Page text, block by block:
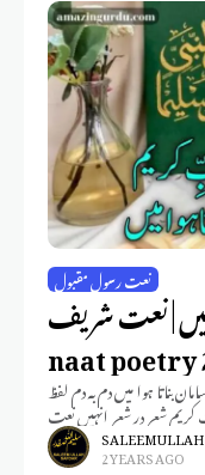
نعت رسول مقبول
میں | نعت شریف
بناتا ہوا میں دم بہ دم لفظ
کریم شعر در شعر انہیں نعت
SALEEM ULLAH
2 YEARS AGO